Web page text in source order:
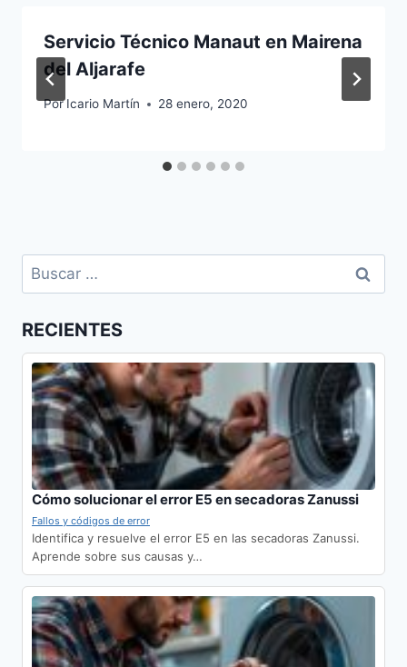
Servicio Técnico Manaut en Mairena
del Aljarafe
Por Icario Martín 28 enero, 2020
Buscar:
RECIENTES
Cómo solucionar el error E5 en secadoras Zanussi
Fallos y códigos de error
Identifica y resuelve el error E5 en las secadoras Zanussi.
Aprende sobre sus causas y…